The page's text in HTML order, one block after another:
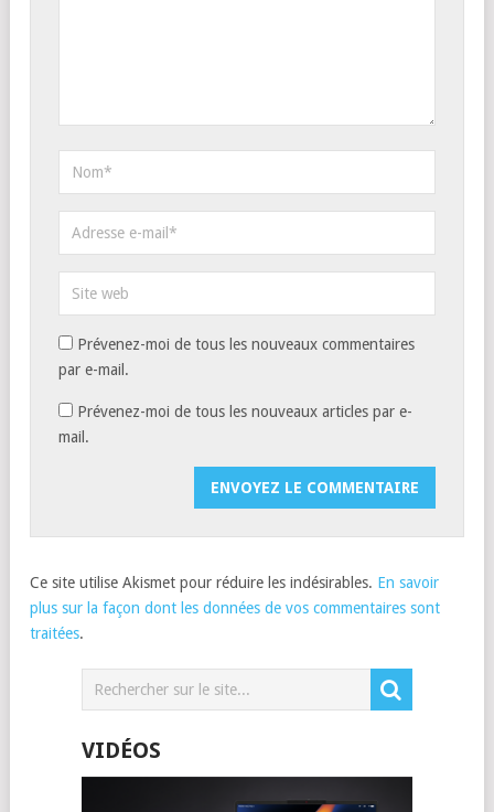
Prévenez-moi de tous les nouveaux commentaires
par e-mail.
Prévenez-moi de tous les nouveaux articles par e-
mail.
Ce site utilise Akismet pour réduire les indésirables. En savoir
plus sur la façon dont les données de vos commentaires sont
traitées.
VIDÉOS